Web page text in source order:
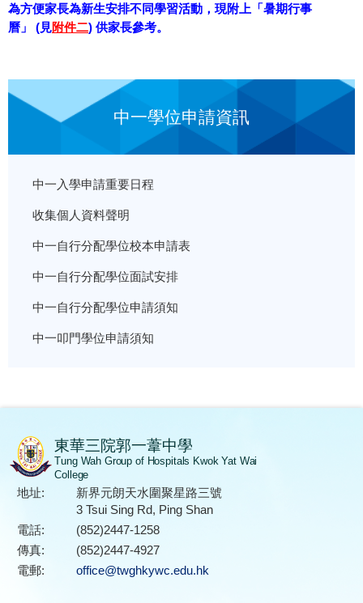
為方便家長為新生安排不同學習活動，現附上「暑期行事
曆」 (見附件二) 供家長參考。
中一學位申請資訊
中一入學申請重要日程
收集個人資料聲明
中一自行分配學位校本申請表
中一自行分配學位面試安排
中一自行分配學位申請須知
中一叩門學位申請須知
東華三院郭一葦中學
Tung Wah Group of Hospitals Kwok Yat Wai
College
地址:
新界元朗天水圍聚星路三號
3 Tsui Sing Rd, Ping Shan
電話:
(852)2447-1258
傳真:
(852)2447-4927
電郵:
office@twghkywc.edu.hk